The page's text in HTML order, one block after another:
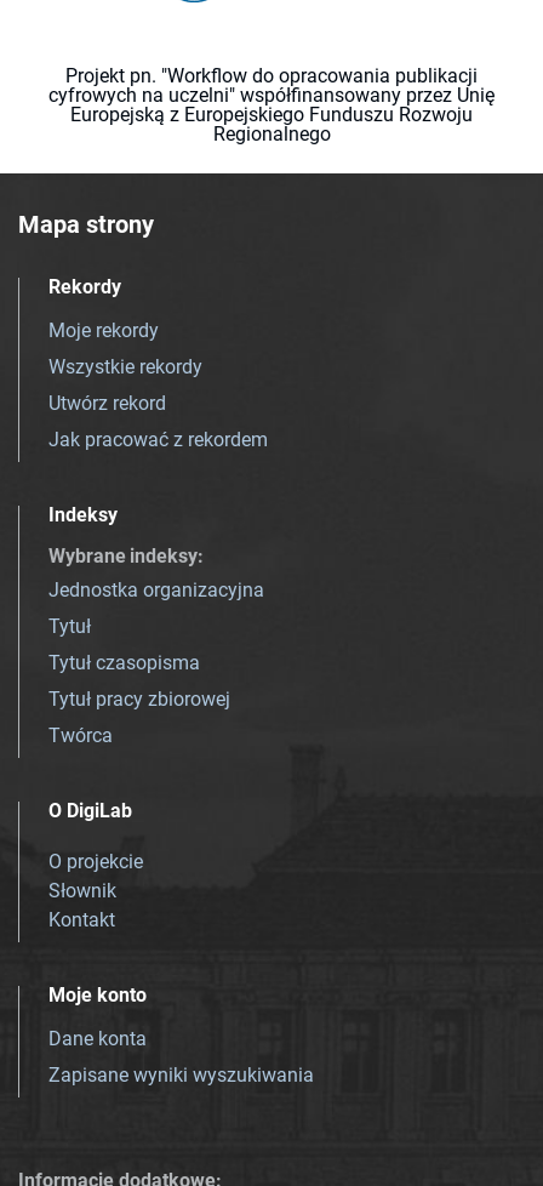
Projekt pn. "Workflow do opracowania publikacji
cyfrowych na uczelni" współfinansowany przez Unię
Europejską z Europejskiego Funduszu Rozwoju
Regionalnego
Mapa strony
Rekordy
Moje rekordy
Wszystkie rekordy
Utwórz rekord
Jak pracować z rekordem
Indeksy
Wybrane indeksy:
Jednostka organizacyjna
Tytuł
Tytuł czasopisma
Tytuł pracy zbiorowej
Twórca
O DigiLab
O projekcie
Słownik
Kontakt
Moje konto
Dane konta
Zapisane wyniki wyszukiwania
Informacje dodatkowe: